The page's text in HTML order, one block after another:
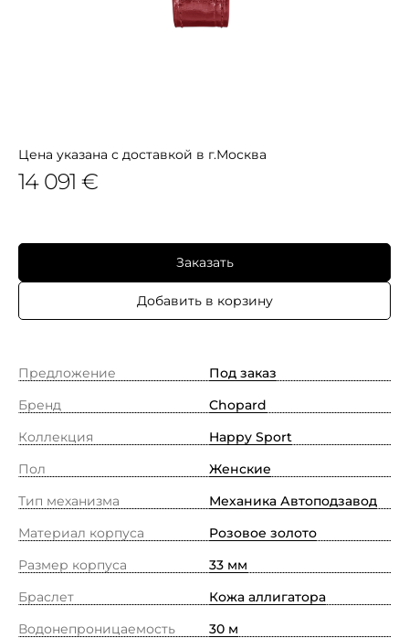
Цена указана с доставкой в г.Москва
14 091 €
Заказать
Добавить в корзину
Предложение
Под заказ
Бренд
Chopard
Коллекция
Happy Sport
Пол
Женские
Тип механизма
Механика Автоподзавод
Материал корпуса
Pозовое золото
Размер корпуса
33 мм
Браслет
Кожа аллигатора
Водонепроницаемость
30 м